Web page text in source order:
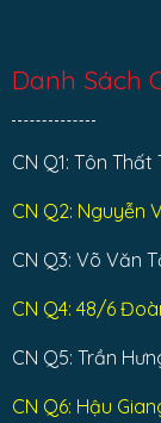
Danh Sách
CN Q1: Tôn Thất
CN Q2: Nguyễn
CN Q3: Võ Văn
CN Q4: 48/6
CN Q5: Trần
CN Q6: Hậu